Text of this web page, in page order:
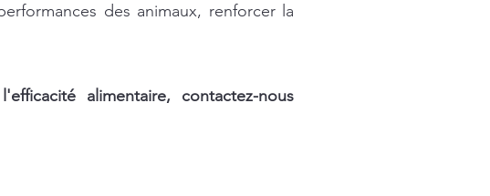
des animaux, renforcer la
alimentaire, contactez-nous